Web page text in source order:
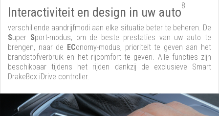
Interactiviteit en design in uw auto8
verschillende aandrijfmodi aan elke situatie beter te beheren. De
Super Sport-modus, om de beste prestaties van uw auto te
brengen, naar de EConomy-modus, prioriteit te geven aan het
brandstofverbruik en het rijcomfort te geven. Alle functies zijn
beschikbaar tijdens het rijden dankzij de exclusieve Smart
DrakeBox iDrive controller.